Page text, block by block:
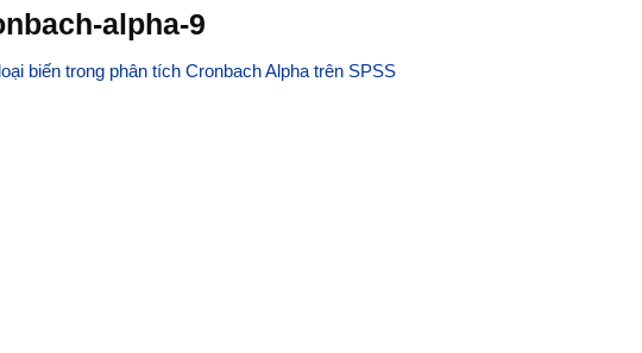
alpha-9
biến trong phân tích Cronbach Alpha trên SPSS